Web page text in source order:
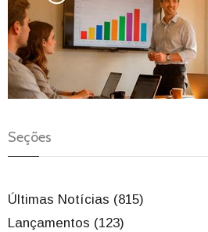
Seções
Últimas Notícias (815)
Lançamentos (123)